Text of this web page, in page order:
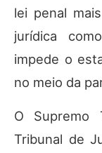
lei penal
jurídica
impede o
no meio da
O Supremo
Tribunal de